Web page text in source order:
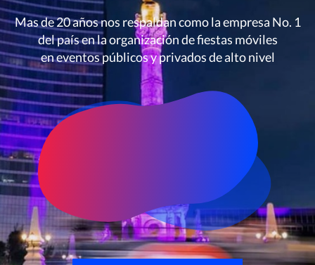
Mas de 20 años nos respaldan como la empresa No. 1
del país en la organización de fiestas móviles
en eventos públicos y privados de alto nivel